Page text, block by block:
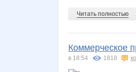
Читать полностью
Коммерческое
в 18:54 1818